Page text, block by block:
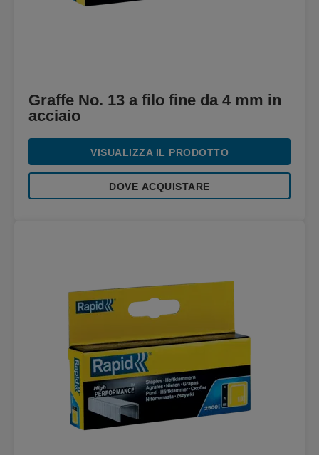
Graffe No. 13 a filo fine da 4 mm in
acciaio
VISUALIZZA IL PRODOTTO
DOVE ACQUISTARE